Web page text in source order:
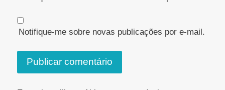
Notifique-me sobre novas publicações por e-mail.